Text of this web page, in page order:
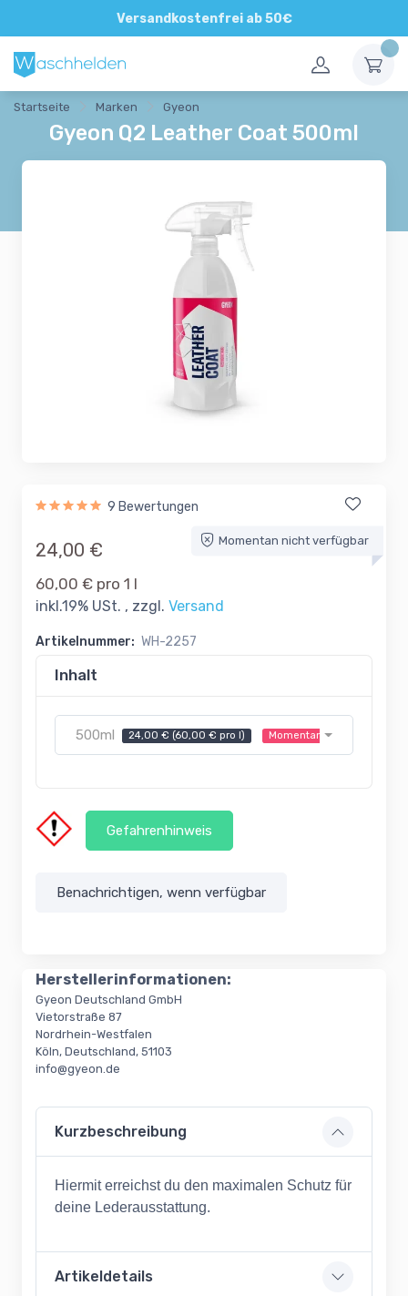
Versandkostenfrei ab 50€
Direkte und persönliche Beratung
Startseite Marken Gyeon
Gyeon Q2 Leather Coat 500ml
9 Bewertungen
Momentan nicht verfügbar
24,00 €
60,00 € pro 1 l
inkl.19% USt. , zzgl. Versand
Artikelnummer: WH-2257
Inhalt
500ml 24,00 € (60,00 € pro l) Momentan nicht verfügbar
Gefahrenhinweis
Benachrichtigen, wenn verfügbar
Herstellerinformationen:
Gyeon Deutschland GmbH
Vietorstraße 87
Nordrhein-Westfalen
Köln, Deutschland, 51103
info@gyeon.de
Kurzbeschreibung
Hiermit erreichst du den maximalen Schutz für
deine Lederausstattung.
Artikeldetails